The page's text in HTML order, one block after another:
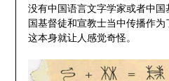
没有中国语言文字学家或者中
国基督徒和宣教士当中传播作为
这本身就让人感觉奇怪。